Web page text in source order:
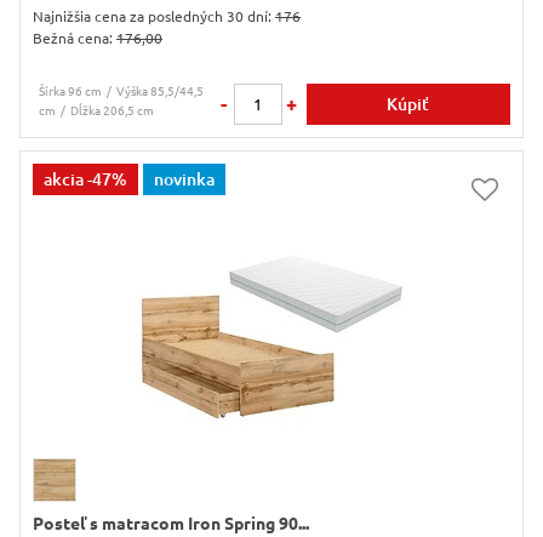
Najnižšia cena za posledných 30 dní: 176
Bežná cena: 176,00
Šírka 96 cm
Výška 85,5/44,5
cm
Dĺžka 206,5 cm - + Kúpiť
akcia-47% novinka
Posteľ s matracom Iron Spring 90...